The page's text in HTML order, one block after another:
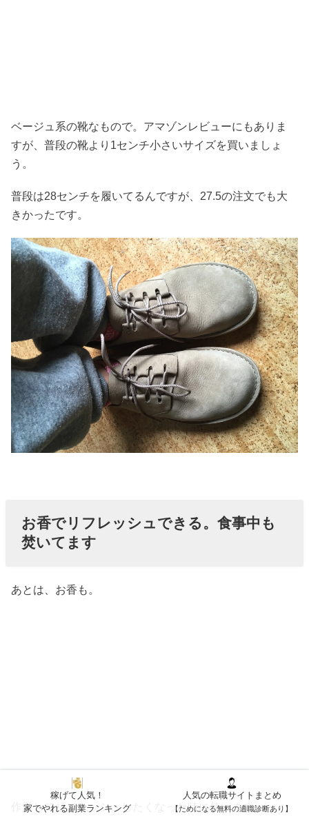
ベージュ系の靴なもので。アマゾンレビューにもありま
すが、普段の靴より1センチ小さいサイズを買いましょ
う。
普段は28センチを履いてるんですが、27.5の注文でも大
きかったです。
お香でリフレッシュできる。食事中も
焚いてます
あとは、お香も。
作業してリフレッシュしたくなった時に使います。
稼げて人気！
家でやれる副業ランキング
人気の転職サイトまとめ
【ためになる無料の適職診断あり】